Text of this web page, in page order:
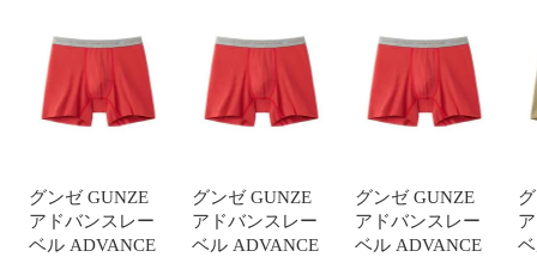
グンゼ GUNZE
アドバンスレー
ベル ADVANCE
グンゼ GUNZE
アドバンスレー
ベル ADVANCE
グンゼ GUNZE
アドバンスレー
ベル ADVANCE